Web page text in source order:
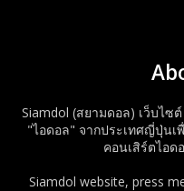
Siamdol (สยามดอล) เว็บไซ
"ไอดอล" จากประเทศญี่ปุ่น
คอนเสิร์ตไอ
Siamdol website, press